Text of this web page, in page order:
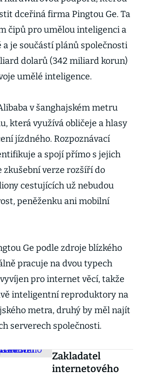
dceřiná firma Pingtou Ge. Ta
čipů pro umělou inteligenci a
a je součástí plánů společnosti
dolarů (342 miliard korun)
umělé inteligence.
v šanghajském metru
která využívá obličeje a hlasy
jízdného. Rozpoznávací
a spojí přímo s jejich
zkušební verze rozšíří do
cestujících už nebudou
peněženku ani mobilní
Ge podle zdroje blízkého
pracuje na dvou typech
pro internet věcí, takže
inteligentní reproduktory na
metra, druhý by měl najít
serverech společnosti.
Zakladatel
internetového